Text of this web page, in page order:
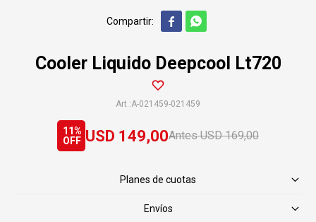
 
Cooler Liquido Deepcool Lt720
A-021459-021459
USD 149,00 USD 169,00
11
Planes de cuotas
Envíos